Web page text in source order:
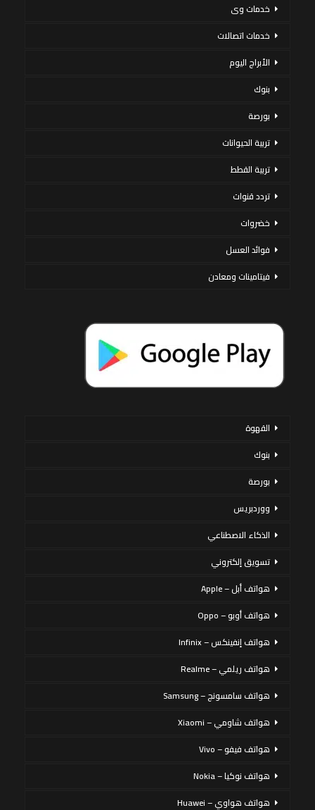
خدمات وى
خدمات اتصالات
الأبراج اليوم
بنوك
بورصة
تربية الحيوانات
تربية القطط
تردد قنوات
خضروات
فوائد العسل
فيتامينات ومعادن
القهوة
بنوك
بورصة
ووردبريس
الذكاء الاصطناعي
تسويق إلكتروني
هواتف أبل – Apple
هواتف أوبو – Oppo
هواتف إنفينكس – Infinix
هواتف ريلمي – Realme
هواتف سامسونج – Samsung
هواتف شاومي – Xiaomi
هواتف فيفو – Vivo
هواتف نوكيا – Nokia
هواتف هواوي – Huawei